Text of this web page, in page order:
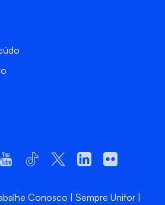
Conosco
Sempre Unifor